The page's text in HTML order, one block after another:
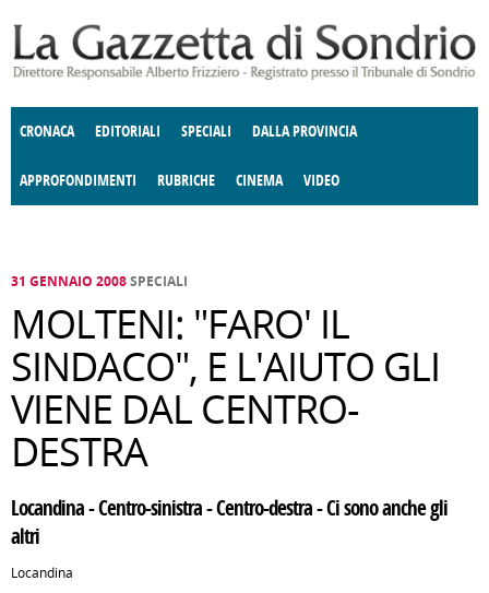
CRONACA EDITORIALI SPECIALI DALLA PROVINCIA
APPROFONDIMENTI
E SPETTACOLI POLITICA
RUBRICHE
DELLE IDEE FATTI DELLO SPIRITO
CINEMA VIDEO
31 GENNAIO 2008SPECIALI
MOLTENI: "FARO' IL
SINDACO", E L'AIUTO GLI
VIENE DAL CENTRO-
DESTRA
Locandina - Centro-sinistra - Centro-destra - Ci sono anche gli
altri
Locandina